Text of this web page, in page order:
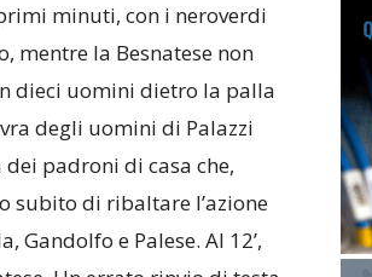
minuti, con i neroverdi
mentre la Besnatese non
dieci uomini dietro la palla
degli uomini di Palazzi
padroni di casa che,
subito di ribaltare l’azione
e Palese. Al 12’,